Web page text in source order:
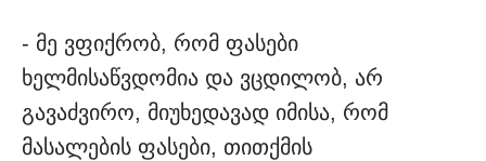
- მე ვფიქრობ, რომ ფასები
ხელმისაწვდომია და ვცდილობ, არ
გავაძვირო, მიუხედავად იმისა, რომ
მასალების ფასები, თითქმის